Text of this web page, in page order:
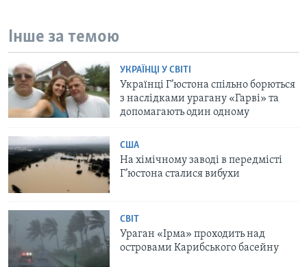
Інше за темою
УКРАЇНЦІ У СВІТІ
Українці Г’юстона спільно борються
з наслідками урагану «Гарві» та
допомагають один одному
США
На хімічному заводі в передмісті
Г’юстона сталися вибухи
СВІТ
Ураган «Ірма» проходить над
островами Карибського басейну